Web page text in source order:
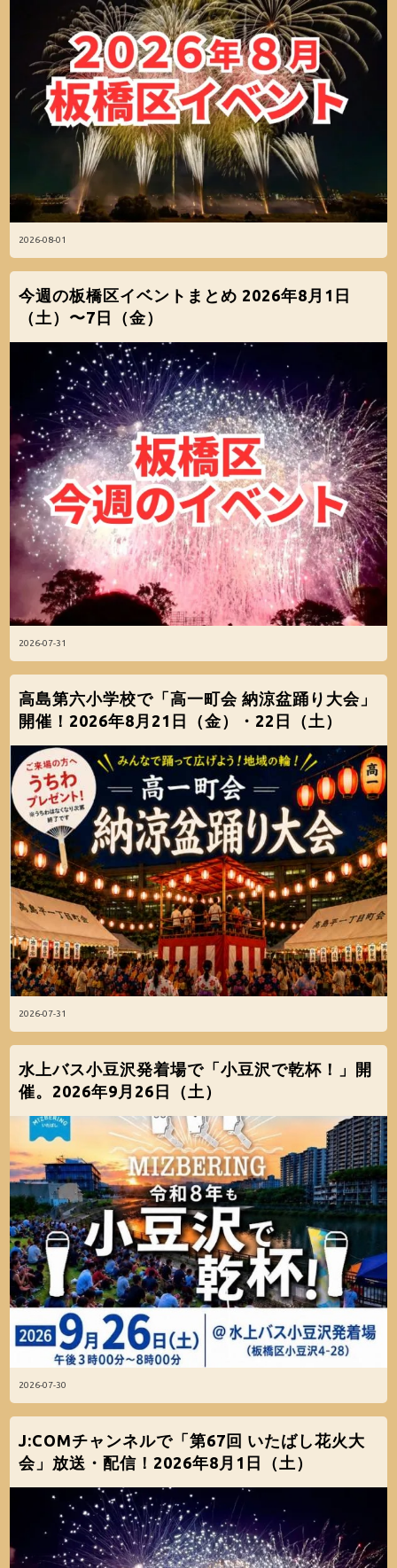
2026-08-01
2026-07-31
今週の板橋区イベントまとめ 2026年8月1日
（土）〜7日（金）
2026-07-31
高島第六小学校で「高一町会 納涼盆踊り大会」
開催！2026年8月21日（金）・22日（土）
2026-07-30
水上バス小豆沢発着場で「小豆沢で乾杯！」開
催。2026年9月26日（土）
J:COMチャンネルで「第67回 いたばし花火大
会」放送・配信！2026年8月1日（土）